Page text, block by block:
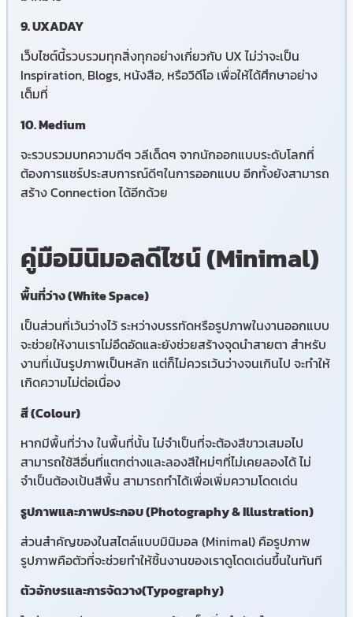
9. UXADAY
เว็บไซต์นี้รวบรวมทุกสิ่งทุกอย่างเกี่ยวกับ UX ไม่ว่าจะเป็น
Inspiration, Blogs, หนังสือ, หรือวิดีโอ เพื่อให้ได้ศึกษาอย่าง
เต็มที่
10. Medium
จะรวบรวมบทความดีๆ วลีเด็ดๆ จากนักออกแบบระดับโลกที่
ต้องการแชร์ประสบการณ์ดีๆในการออกแบบ อีกทั้งยังสามารถ
สร้าง Connection ได้อีกด้วย
คู่มือมินิมอลดีไซน์ (Minimal)
พื้นที่ว่าง (White Space)
เป็นส่วนที่เว้นว่างไว้ ระหว่างบรรทัดหรือรูปภาพในงานออกแบบ
จะช่วยให้งานเราไม่อึดอัดและยังช่วยสร้างจุดนำสายตา สำหรับ
งานที่เน้นรูปภาพเป็นหลัก แต่ก็ไม่ควรเว้นว่างจนเกินไป จะทำให้
เกิดความไม่ต่อเนื่อง
สี (Colour)
หากมีพื้นที่ว่าง ในพื้นที่นั้น ไม่จำเป็นที่จะต้องสีขาวเสมอไป
สามารถใช้สีอื่นที่แตกต่างและลองสีใหม่ๆที่ไม่เคยลองได้ ไม่
จำเป็นต้องเป้นสีพื้น สามารถทำได้เพื่อเพิ่มความโดดเด่น
รูปภาพและภาพประกอบ (Photography & Illustration)
ส่วนสำคัญของในสไตล์แบบมินิมอล (Minimal) คือรูปภาพ
รูปภาพคือตัวที่จะช่วยทำให้ชิ้นงานของเราดูโดดเด่นขึ้นในทันที
ตัวอักษรและการจัดวาง(Typography)